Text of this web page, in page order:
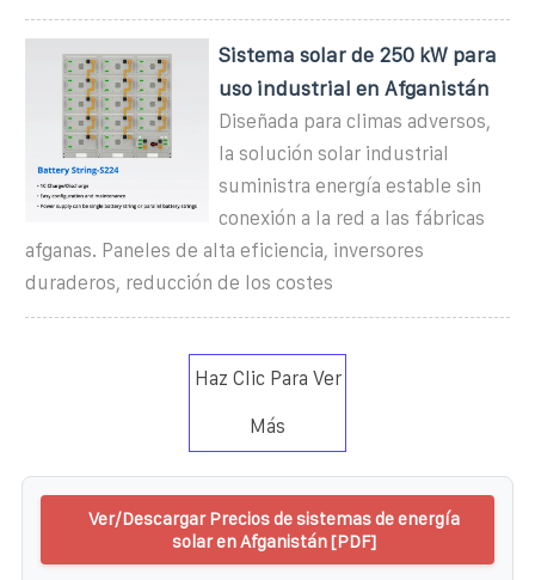
Sistema solar de 250 kW para
uso industrial en Afganistán
Diseñada para climas adversos,
la solución solar industrial
suministra energía estable sin
conexión a la red a las fábricas
afganas. Paneles de alta eficiencia, inversores
duraderos, reducción de los costes
Haz Clic Para Ver
Más
Ver/Descargar Precios de sistemas de energía
solar en Afganistán [PDF]